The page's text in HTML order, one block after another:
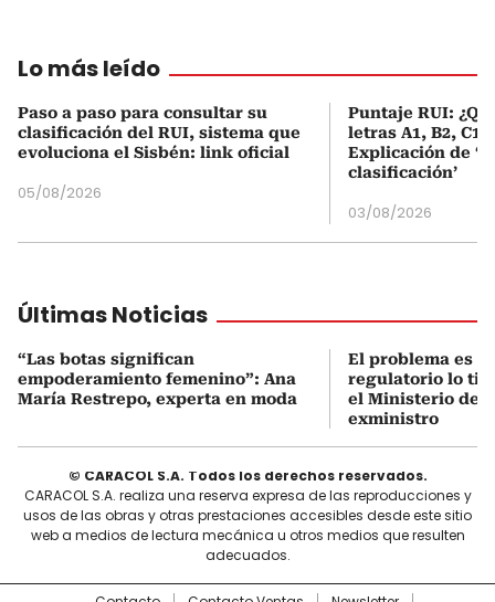
Lo más leído
Paso a paso para consultar su
clasificación del RUI, sistema que
evoluciona el Sisbén: link oficial
05/08/2026
Puntaje RUI:
letras A1, B2, C1
Explicación de
clasificación’
03/08/2026
Últimas Noticias
“Las botas significan
empoderamiento femenino”: Ana
María Restrepo, experta en moda
El problema es
regulatorio lo
el Ministerio de
exministro
© CARACOL S.A. Todos los derechos reservados.
CARACOL S.A. realiza una reserva expresa de las reproducciones y
usos de las obras y otras prestaciones accesibles desde este sitio
web a medios de lectura mecánica u otros medios que resulten
adecuados.